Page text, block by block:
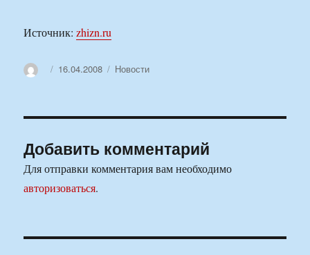
Источник:zhizn.ru
АвторОпубликовано
16.04.2008 Рубрики
Новости
Добавить комментарий
Для отправки комментария вам необходимо
авторизоваться.